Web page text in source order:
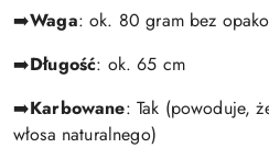
➡️Waga: ok. 80 gram bez
➡️Długość: ok. 65 cm
➡️Karbowane: Tak (powoduje,
włosa naturalnego)